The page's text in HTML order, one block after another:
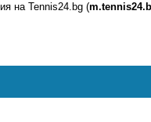
на Tennis24.bg (